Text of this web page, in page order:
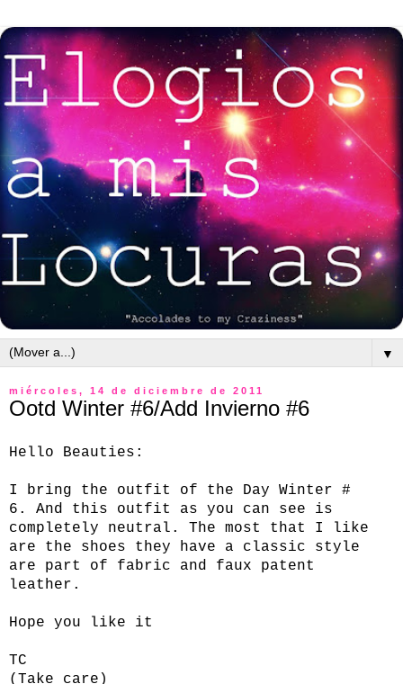
▼
miércoles, 14 de diciembre de 2011
Ootd Winter #6/Add Invierno #6
Hello Beauties :
I bring the outfit of the Day Winter
#
6.
And this outfit as you can see
is
completely
neutral. The most that
I like
are
the shoes they have a
classic style
are
part of fabric and faux
patent
leather.
Hope you like it
TC
( Take care )